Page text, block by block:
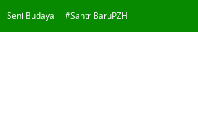
Seni Budaya #SantriBaruPZH